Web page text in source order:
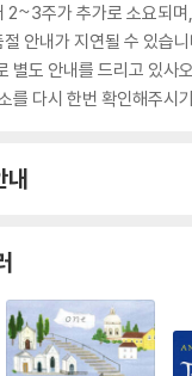
2~3주가 추가로 소요되며
안내가 지연될 수 있습니
별도 안내를 드리고 있사
를 다시 한번 확인해주시
내